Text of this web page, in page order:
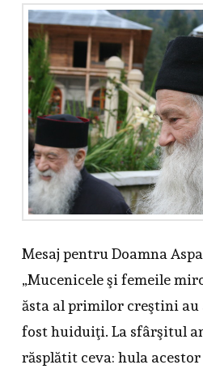
Mesaj pentru Doamna
„Mucenicele şi femeile
ăsta al primilor creştini au
fost huiduiţi. La sfârşitul
răsplătit ceva: hula